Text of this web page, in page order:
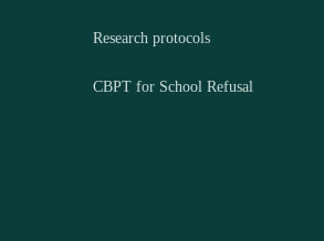
Research protocols
CBPT for School Refusal